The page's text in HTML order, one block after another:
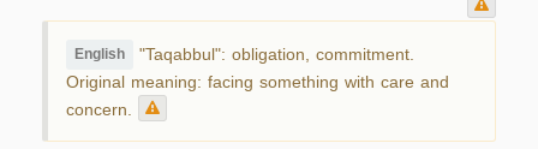
English "Taqabbul": obligation, commitment.
Original meaning: facing something with care and
concern.